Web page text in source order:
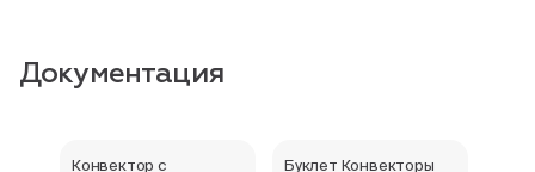
Документация
Конвектор с
Буклет Конвекторы